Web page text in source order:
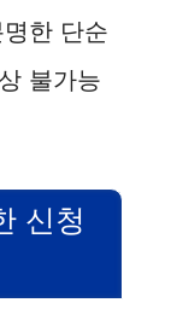
한 단순
불가능
신청